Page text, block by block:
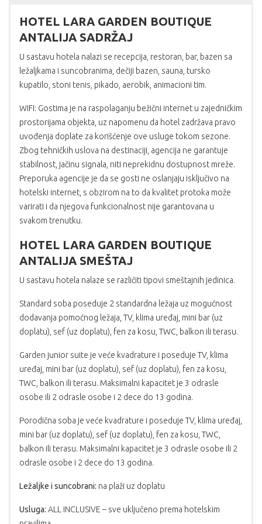
HOTEL LARA GARDEN BOUTIQUE
ANTALIJA SADRŽAJ
U sastavu hotela nalazi se recepcija, restoran, bar, bazen sa
ležaljkama i suncobranima, dečiji bazen, sauna, tursko
kupatilo, stoni tenis, pikado, aerobik, animacioni tim.
WIFI: Gostima je na raspolaganju bežični internet u zajedničkim
prostorijama objekta, uz napomenu da hotel zadržava pravo
uvođenja doplate za korišćenje ove usluge tokom sezone.
Zbog tehničkih uslova na destinaciji, agencija ne garantuje
stabilnost, jačinu signala, niti neprekidnu dostupnost mreže.
Preporuka agencije je da se gosti ne oslanjaju isključivo na
hotelski internet, s obzirom na to da kvalitet protoka može
varirati i da njegova funkcionalnost nije garantovana u
svakom trenutku.
HOTEL LARA GARDEN BOUTIQUE
ANTALIJA SMEŠTAJ
U sastavu hotela nalaze se različiti tipovi smeštajnih jedinica.
Standard soba poseduje 2 standardna ležaja uz mogućnost
dodavanja pomoćnog ležaja, TV, klima uređaj, mini bar (uz
doplatu), sef (uz doplatu), fen za kosu, TWC, balkon ili terasu.
Garden junior suite je veće kvadrature i poseduje TV, klima
uređaj, mini bar (uz doplatu), sef (uz doplatu), fen za kosu,
TWC, balkon ili terasu. Maksimalni kapacitet je 3 odrasle
osobe ili 2 odrasle osobe i 2 dece do 13 godina.
Porodična soba je veće kvadrature i poseduje TV, klima uređaj,
mini bar (uz doplatu), sef (uz doplatu), fen za kosu, TWC,
balkon ili terasu. Maksimalni kapacitet je 3 odrasle osobe ili 2
odrasle osobe i 2 dece do 13 godina.
Ležaljke i suncobrani: na plaži uz doplatu
Usluga: ALL INCLUSIVE – sve uključeno prema hotelskim